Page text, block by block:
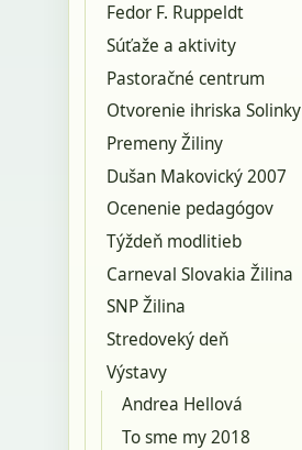
Fedor F. Ruppeldt
Súťaže a aktivity
Pastoračné centrum
Otvorenie ihriska Solinky
Premeny Žiliny
Dušan Makovický 2007
Ocenenie pedagógov
Týždeň modlitieb
Carneval Slovakia Žilina
SNP Žilina
Stredoveký deň
Výstavy
Andrea Hellová
To sme my 2018